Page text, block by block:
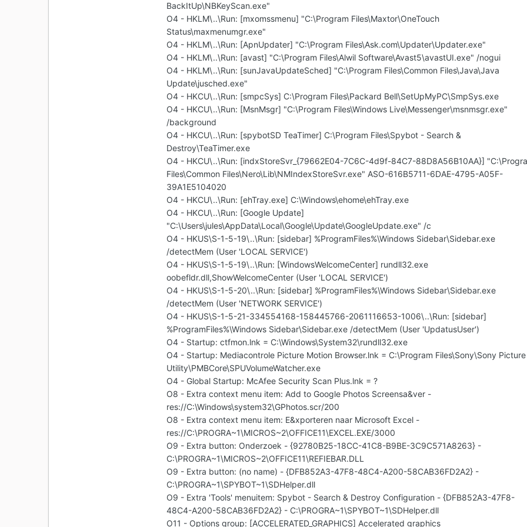
BackItUp\NBKeyScan.exe"
O4 - HKLM\..\Run: [mxomssmenu] "C:\Program Files\Maxtor\OneTouch
Status\maxmenumgr.exe"
O4 - HKLM\..\Run: [ApnUpdater] "C:\Program Files\Ask.com\Updater\Updater.exe"
O4 - HKLM\..\Run: [avast] "C:\Program Files\Alwil Software\Avast5\avastUI.exe" /nogui
O4 - HKLM\..\Run: [sunJavaUpdateSched] "C:\Program Files\Common Files\Java\Java
Update\jusched.exe"
O4 - HKCU\..\Run: [smpcSys] C:\Program Files\Packard Bell\SetUpMyPC\SmpSys.exe
O4 - HKCU\..\Run: [MsnMsgr] "C:\Program Files\Windows Live\Messenger\msnmsgr.exe"
/background
O4 - HKCU\..\Run: [spybotSD TeaTimer] C:\Program Files\Spybot - Search &
Destroy\TeaTimer.exe
O4 - HKCU\..\Run: [indxStoreSvr_{79662E04-7C6C-4d9f-84C7-88D8A56B10AA}]
Files\Common Files\Nero\Lib\NMIndexStoreSvr.exe" ASO-616B5711-6DAE-4795-A05F-
39A1E5104020
O4 - HKCU\..\Run: [ehTray.exe] C:\Windows\ehome\ehTray.exe
O4 - HKCU\..\Run: [Google Update]
"C:\Users\jules\AppData\Local\Google\Update\GoogleUpdate.exe" /c
O4 - HKUS\S-1-5-19\..\Run: [sidebar] %ProgramFiles%\Windows Sidebar\Sidebar.exe
/detectMem (User 'LOCAL SERVICE')
O4 - HKUS\S-1-5-19\..\Run: [WindowsWelcomeCenter] rundll32.exe
oobefldr.dll,ShowWelcomeCenter (User 'LOCAL SERVICE')
O4 - HKUS\S-1-5-20\..\Run: [sidebar] %ProgramFiles%\Windows Sidebar\Sidebar.exe
/detectMem (User 'NETWORK SERVICE')
O4 - HKUS\S-1-5-21-334554168-158445766-2061116653-1006\..\Run: [sidebar]
%ProgramFiles%\Windows Sidebar\Sidebar.exe /detectMem (User 'UpdatusUser')
O4 - Startup: ctfmon.lnk = C:\Windows\System32\rundll32.exe
O4 - Startup: Mediacontrole Picture Motion Browser.lnk = C:\Program Files\Sony\Sony Picture
Utility\PMBCore\SPUVolumeWatcher.exe
O4 - Global Startup: McAfee Security Scan Plus.lnk = ?
O8 - Extra context menu item: Add to Google Photos Screensa&ver -
res://C:\Windows\system32\GPhotos.scr/200
O8 - Extra context menu item: E&xporteren naar Microsoft Excel -
res://C:\PROGRA~1\MICROS~2\OFFICE11\EXCEL.EXE/3000
O9 - Extra button: Onderzoek - {92780B25-18CC-41C8-B9BE-3C9C571A8263} -
C:\PROGRA~1\MICROS~2\OFFICE11\REFIEBAR.DLL
O9 - Extra button: (no name) - {DFB852A3-47F8-48C4-A200-58CAB36FD2A2} -
C:\PROGRA~1\SPYBOT~1\SDHelper.dll
O9 - Extra 'Tools' menuitem: Spybot - Search & Destroy Configuration - {DFB852A3-47F8-
48C4-A200-58CAB36FD2A2} - C:\PROGRA~1\SPYBOT~1\SDHelper.dll
O11 - Options group: [ACCELERATED_GRAPHICS] Accelerated graphics